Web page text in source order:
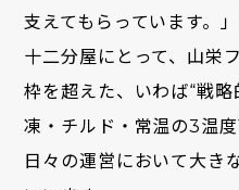
支えてもらっています。」
十二分屋にとって、山栄
枠を超えた、いわば“戦
凍・チルド・常温の3温
日々の運営において大き